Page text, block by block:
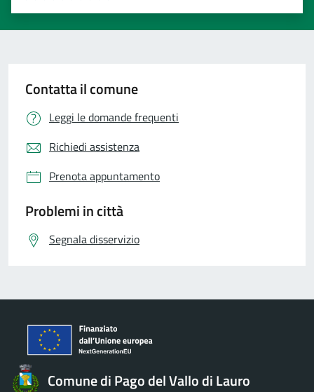
Valuta 5 stelle su 5
Valuta 4 stelle su 5
Valuta 3 stelle su 5
Valuta 2 stelle su 5
Valuta 1 stelle su 5
Contatta il comune
Leggi le domande frequenti
Richiedi assistenza
Prenota appuntamento
Problemi in città
Segnala disservizio
Comune di Pago del Vallo di Lauro